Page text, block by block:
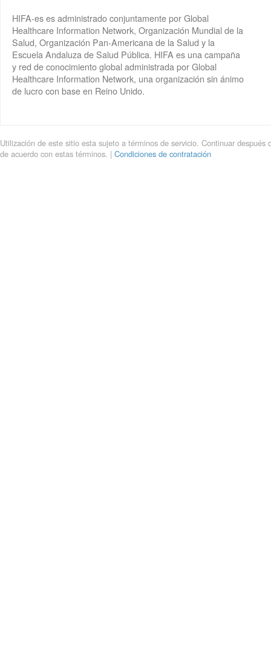
HIFA-es es administrado conjuntamente por Global
Healthcare Information Network, Organización Mundial de la
Salud, Organización Pan-Americana de la Salud y la
Escuela Andaluza de Salud Pública. HIFA es una campaña
y red de conocimiento global administrada por Global
Healthcare Information Network, una organización sin ánimo
de lucro con base en Reino Unido.
Utilización de este sitio esta sujeto a términos de servicio. Continuar después
de acuerdo con estas términos. | Condiciones de contratación